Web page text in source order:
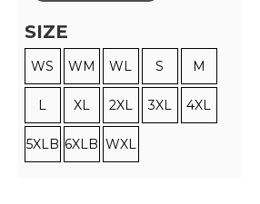
SIZE
WS WM WL S M
L XL 2XL 3XL 4XL
5XLB 6XLB WXL